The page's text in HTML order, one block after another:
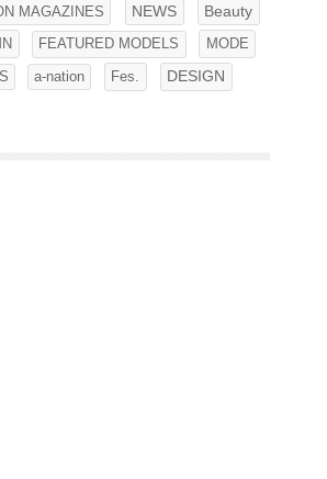
MAGAZINES NEWS
Beauty
FEATURED MODELS MODE
a-nation Fes. DESIGN